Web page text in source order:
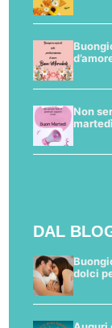
Non
martedì
DAL
dolci